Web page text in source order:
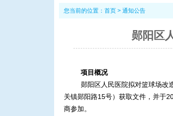
您当前的位置： 首页 > 通知公告
郧阳区
项目概况
郧阳区人民医院拟对篮球场改
关镇郧阳路15号）获取文件 ，并于
商参加。